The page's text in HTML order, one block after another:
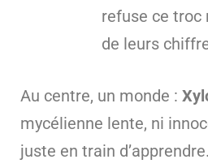
refuse ce troc
de leurs
Au centre, un monde :
mycélienne lente, ni
juste en train d’apprendre.